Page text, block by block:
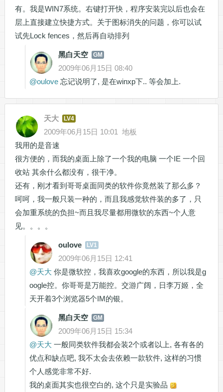
有。我是WIN7系统。右键打开快，程序安装完以后也会在
层上直接建立快捷方式。关于图标消失的问题，你可以试
试先Lock fences，然后再自动排列
黑白天空 GM
2009年06月15日 08:40
@oulove忘记说明了, 是在winxp下.. 等会加上.
天大 LV4
2009年06月15日 10:01
地板
我用的是音速
很方便的，而我的桌面上除了一个我的电脑 一个IE 一个回
收站 其余什么都没有，很干净。
还有，刚才看到哥哥桌面同类的软件你竟然装了那么多？
呵呵，我一般只装一种的，而且我感觉软件装的多了，只
会加重系统的负担~而且我尽量都用微软的东西~个人意
见。。。。
oulove LV1
2009年06月15日 12:41
@天大 你是微软控，我喜欢google的东西，所以我是g
oogle控。你哥哥是万能控。交游广阔，日李万姬，全
天开着3个浏览器5个IM的银。
黑白天空 GM
2009年06月15日 15:34
@天大 一般同类软件我都会装2个或者以上, 各有各的
优点和缺点吧, 我不太会去依赖一款软件, 这样的习惯
个人感觉非常不好.
我的桌面其实也很空白的, 这个只是实验品